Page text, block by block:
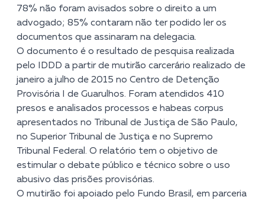
78% não foram avisados sobre o direito a um
advogado; 85% contaram não ter podido ler os
documentos que assinaram na delegacia.
O documento é o resultado de pesquisa realizada
pelo IDDD a partir de mutirão carcerário realizado de
janeiro a julho de 2015 no Centro de Detenção
Provisória I de Guarulhos. Foram atendidos 410
presos e analisados processos e habeas corpus
apresentados no Tribunal de Justiça de São Paulo,
no Superior Tribunal de Justiça e no Supremo
Tribunal Federal. O relatório tem o objetivo de
estimular o debate público e técnico sobre o uso
abusivo das prisões provisórias.
O mutirão foi apoiado pelo Fundo Brasil, em parceria